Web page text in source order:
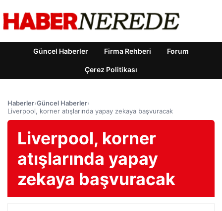
Güncel Haberler Firma Rehberi Forum
Çerez Politikası
Haberler›Güncel Haberler›
Liverpool, korner atışlarında yapay zekaya başvuracak
Liverpool, korner
atışlarında yapay
zekaya başvuracak